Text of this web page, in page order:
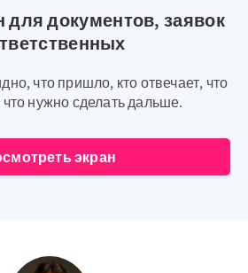
для документов, заявок
что пришло, кто отвечает, что
нужно сделать дальше.
экран